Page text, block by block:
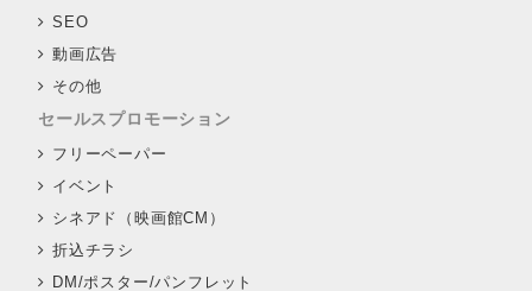
SEO
動画広告
その他
セールスプロモーション
フリーペーパー
イベント
シネアド（映画館CM）
折込チラシ
DM/ポスター/パンフレット